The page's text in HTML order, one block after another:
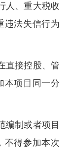
人、重大税收
违法失信行为
直接控股、管
本项目同一分
编制或者项目
不得参加本次